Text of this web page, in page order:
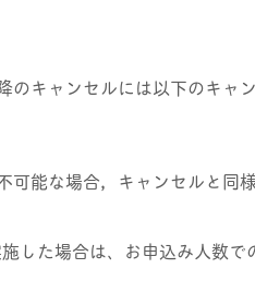
キャンセルには以下のキャ
能な場合，キャンセルと同
た場合は、お申込み人数で